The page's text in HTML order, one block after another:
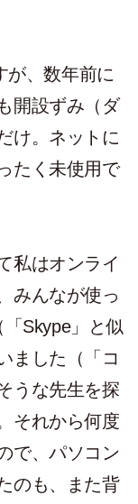
が、数年前に
開設ずみ（ダ
け。ネットに
たく未使用で
私はオンライ
みんなが使っ
Skype」と似
ました（「コ
うな先生を探
それから何度
で、パソコン
のも、また背